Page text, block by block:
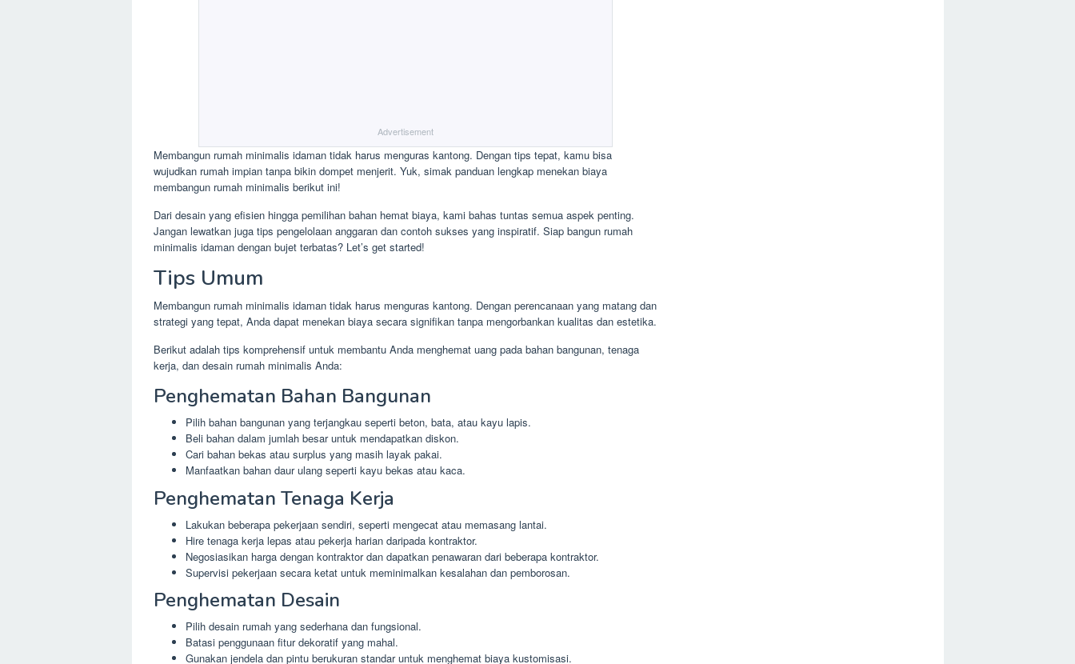
Advertisement
Membangun rumah minimalis idaman tidak harus menguras kantong. Dengan tips tepat, kamu bisa
wujudkan rumah impian tanpa bikin dompet menjerit. Yuk, simak panduan lengkap menekan biaya
membangun rumah minimalis berikut ini!
Dari desain yang efisien hingga pemilihan bahan hemat biaya, kami bahas tuntas semua aspek penting.
Jangan lewatkan juga tips pengelolaan anggaran dan contoh sukses yang inspiratif. Siap bangun rumah
minimalis idaman dengan bujet terbatas? Let’s get started!
Tips Umum
Membangun rumah minimalis idaman tidak harus menguras kantong. Dengan perencanaan yang matang dan
strategi yang tepat, Anda dapat menekan biaya secara signifikan tanpa mengorbankan kualitas dan estetika.
Berikut adalah tips komprehensif untuk membantu Anda menghemat uang pada bahan bangunan, tenaga
kerja, dan desain rumah minimalis Anda:
Penghematan Bahan Bangunan
Pilih bahan bangunan yang terjangkau seperti beton, bata, atau kayu lapis.
Beli bahan dalam jumlah besar untuk mendapatkan diskon.
Cari bahan bekas atau surplus yang masih layak pakai.
Manfaatkan bahan daur ulang seperti kayu bekas atau kaca.
Penghematan Tenaga Kerja
Lakukan beberapa pekerjaan sendiri, seperti mengecat atau memasang lantai.
Hire tenaga kerja lepas atau pekerja harian daripada kontraktor.
Negosiasikan harga dengan kontraktor dan dapatkan penawaran dari beberapa kontraktor.
Supervisi pekerjaan secara ketat untuk meminimalkan kesalahan dan pemborosan.
Penghematan Desain
Pilih desain rumah yang sederhana dan fungsional.
Batasi penggunaan fitur dekoratif yang mahal.
Gunakan jendela dan pintu berukuran standar untuk menghemat biaya kustomisasi.